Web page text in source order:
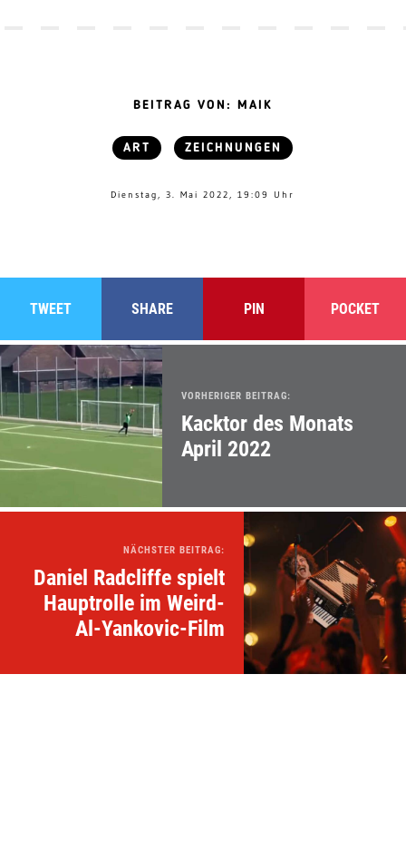
BEITRAG VON: MAIK
ART ZEICHNUNGEN
Dienstag, 3. Mai 2022, 19:09 Uhr
TWEET SHARE PIN POCKET
VORHERIGER BEITRAG:
Kacktor des Monats
April 2022
NÄCHSTER BEITRAG:
Daniel Radcliffe spielt
Hauptrolle im Weird-
Al-Yankovic-Film